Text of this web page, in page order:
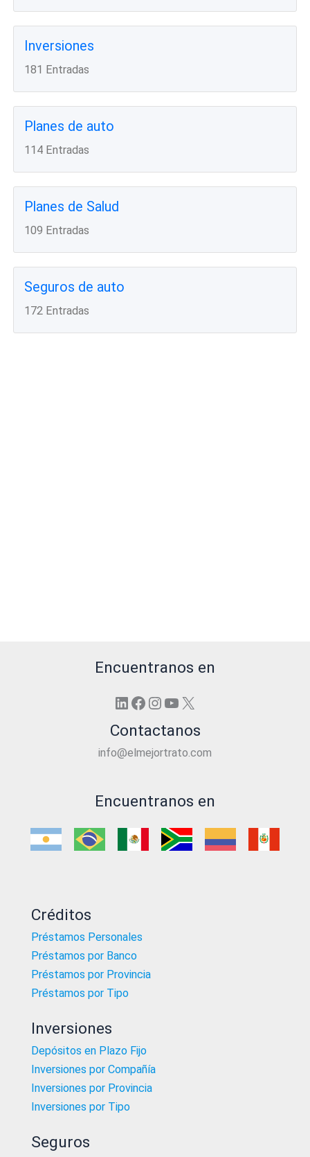
Inversiones
181 Entradas
Planes de auto
114 Entradas
Planes de Salud
109 Entradas
Seguros de auto
172 Entradas
Encuentranos en
LinkedIn
Facebook
Instagram
YouTube
X
Contactanos
info@elmejortrato.com
Encuentranos en
Créditos
Préstamos Personales
Préstamos por Banco
Préstamos por Provincia
Préstamos por Tipo
Inversiones
Depósitos en Plazo Fijo
Inversiones por Compañía
Inversiones por Provincia
Inversiones por Tipo
Seguros